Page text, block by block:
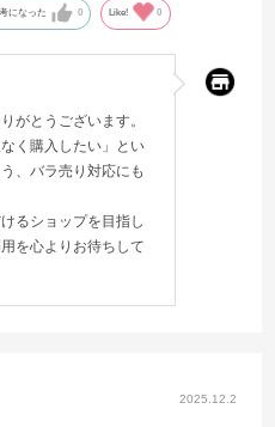
になった 0 Like! 0
がとうございます。
く購入したい」とい
、バラ売り対応にも
るショップを目指し
を心よりお待ちして
2025.12.2